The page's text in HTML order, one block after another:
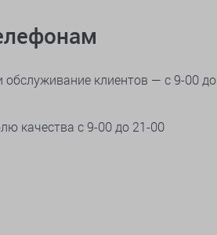
клиентов — с 9-00 до
качества с 9-00 до 21-00